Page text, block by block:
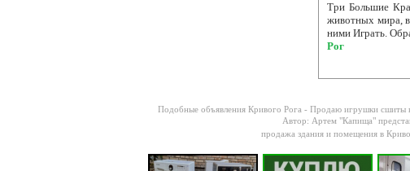
Три Большие
животных мира,
ними Играть.
Рог
Подобные объявления Кривого Рога - Продаю игрушки сшиты
Автор: Артем "Капища"
продажа здания и помещения в